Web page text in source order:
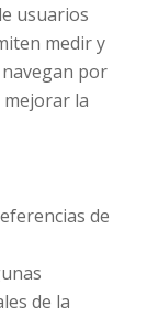
usuarios
medir y
por
la
de
de la